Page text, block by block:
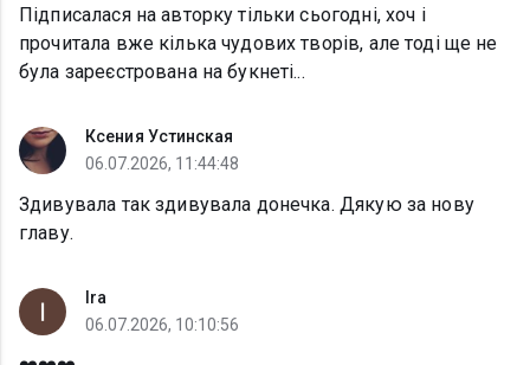
Підписалася на авторку тільки сьогодні, хоч і
прочитала вже кілька чудових творів, але тоді ще не
була зареєстрована на букнеті...
Ксения Устинская
06.07.2026, 11:44:48
Здивувала так здивувала донечка. Дякую за нову
главу.
Ira
06.07.2026, 10:10:56